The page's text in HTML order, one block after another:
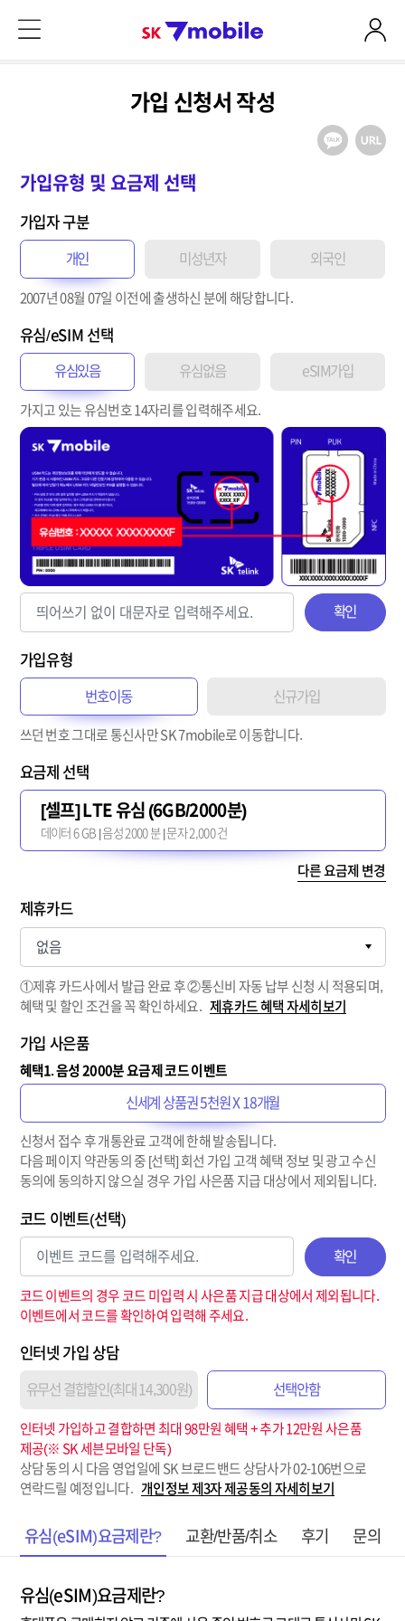
SK 7mobile
가입 신청서 작성
가입유형 및 요금제 선택
가입자 구분
개인 미성년자 외국인
2007년 08월 07일 이전 에 출생하신 분에 해당합니다.
유심/eSIM 선택
유심있음 유심없음 eSIM가입
가지고 있는 유심번호 14자리를 입력해주세요.
확인
가입유형
번호이동 신규가입
쓰던 번호 그대로 통신사만 SK 7mobile로 이동합니다.
요금제 선택
[셀프] LTE 유심 (6GB/2000분)
데이터 6 GB | 음성 2000 분 | 문자 2,000 건
다른 요금제 변경
제휴카드
①제휴 카드사에서 발급 완료 후 ②통신비 자동 납부 신청 시 적용되며,
혜택 및 할인 조건을 꼭 확인하세요.
제휴카드 혜택 자세히보기
가입 사은품
혜택1. 음성 2000분 요금제 코드 이벤트
신세계 상품권 5천원 X 18개월
신청서 접수 후 개통완료 고객에 한해 발송됩니다.
다음 페이지 약관동의 중 [선택] 회선 가입 고객 혜택 정보 및 광고 수신
동의에 동의하지 않으실 경우 가입 사은품 지급 대상에서 제외됩니다.
코드 이벤트(선택)
확인
코드 이벤트의 경우 코드 미입력 시 사은품 지급 대상에서 제외됩니다.
이벤트에서 코드를 확인하여 입력해 주세요.
인터넷 가입 상담
유무선 결합할인(최대 14,300원) 선택안함
인터넷 가입하고 결합하면 최대 98만원 혜택 + 추가 12만원 사은품
제공(※ SK 세븐모바일 단독)
상담 동의 시 다음 영업일에 SK 브로드밴드 상담사가 02-106번으로
연락드릴 예정입니다.
개인정보 제3자 제공동의 자세히보기
유심(eSIM)요금제란? 교환/반품/취소 후기 문의
유심(eSIM)요금제란?